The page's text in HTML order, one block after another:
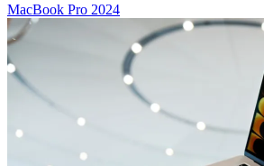
MacBook Pro 2024